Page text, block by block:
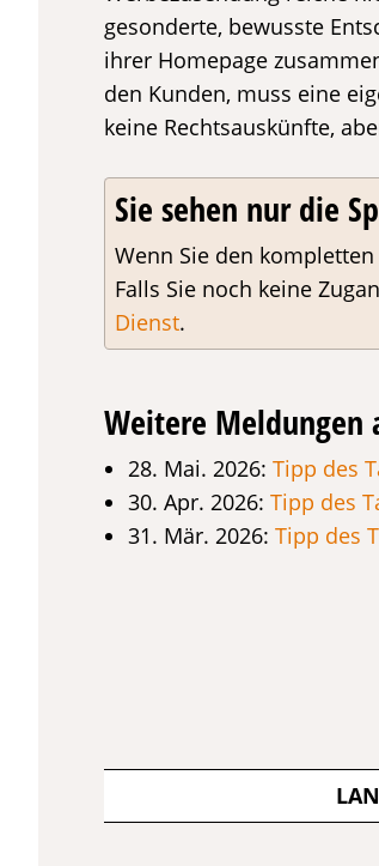
gesonderte, bewusste
ihrer Homepage
den Kunden, muss eine
keine Rechtsauskünfte,
Sie sehen nur die
Wenn Sie den
Falls Sie noch keine
Dienst.
Weitere Meldungen
28. Mai. 2026: Tipp des
30. Apr. 2026: Tipp des
31. Mär. 2026: Tipp des